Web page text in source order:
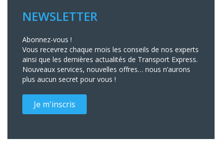
NEWSLETTER
Abonnez-vous !
Vous recevrez chaque mois les conseils de nos experts
ainsi que les dernières actualités de Transport Express.
Nouveaux services, nouvelles offres… nous n’aurons
plus aucun secret pour vous !
Je m'inscris